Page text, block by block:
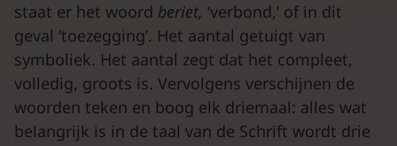
staat er het woord beriet, ‘verbond,’ of in dit
geval ‘toezegging’. Het aantal getuigt van
symboliek. Het aantal zegt dat het compleet,
volledig, groots is. Vervolgens verschijnen de
woorden teken en boog elk driemaal: alles wat
belangrijk is in de taal van de Schrift wordt drie